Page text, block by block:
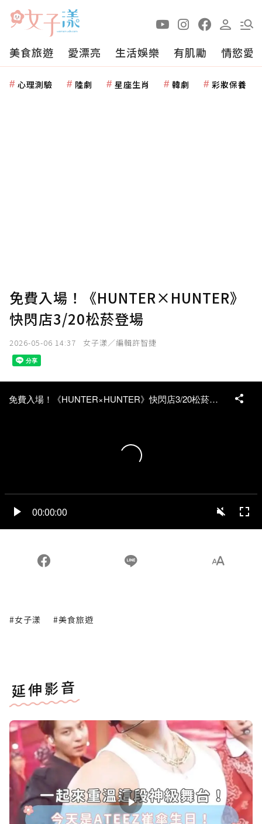
美食旅遊 愛漂亮 生活娛樂 有肌勵 情慾愛
心理測驗 陸劇 星座生肖 韓劇 彩妝保養
免費入場！《HUNTER×HUNTER》
快閃店3/20松菸登場
2026-05-06 14:37 女子漾／編輯許智捷
#女子漾 #美食旅遊
延伸影音